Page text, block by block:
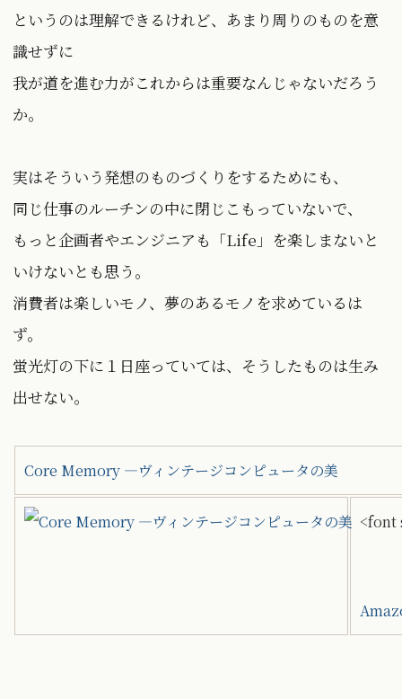
というのは理解できるけれど、あまり周りのものを意
識せずに
我が道を進む力がこれからは重要なんじゃないだろう
か。
実はそういう発想のものづくりをするためにも、
同じ仕事のルーチンの中に閉じこもっていないで、
もっと企画者やエンジニアも「Life」を楽しまないと
いけないとも思う。
消費者は楽しいモノ、夢のあるモノを求めているは
ず。
蛍光灯の下に１日座っていては、そうしたものは生み
出せない。
Core Memory ―ヴィンテージコンピュータの美
<font